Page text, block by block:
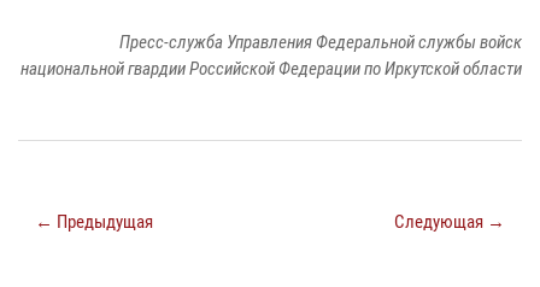
Пресс-служба Управления Федеральной службы войск
национальной гвардии Российской Федерации по Иркутской области
← Предыдущая Следующая →